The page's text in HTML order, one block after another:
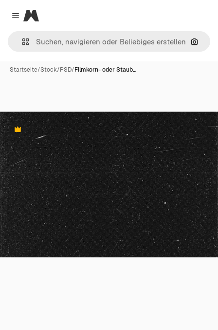
Close menu
Magnific
Nach
Startseite/Stock/PSD/Filmkorn- oder Staub…
Premium